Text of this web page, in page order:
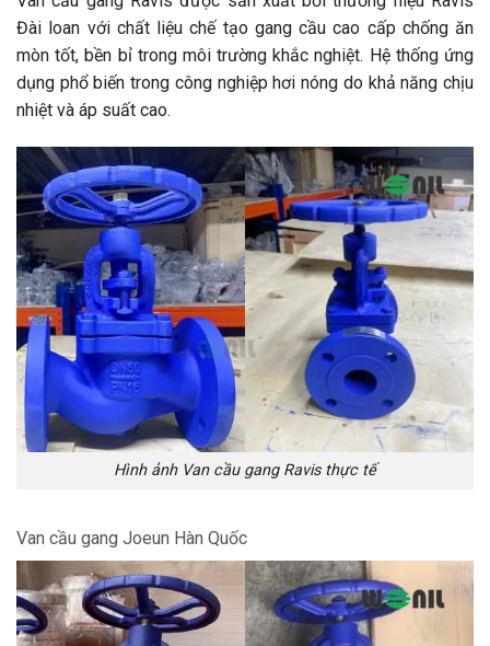
Đài loan với chất liệu chế tạo gang cầu cao cấp chống ăn
mòn tốt, bền bỉ trong môi trường khắc nghiệt. Hệ thống ứng
dụng phổ biến trong công nghiệp hơi nóng do khả năng chịu
nhiệt và áp suất cao.
Hình ảnh Van cầu gang Ravis thực tế
Van cầu gang Joeun Hàn Quốc